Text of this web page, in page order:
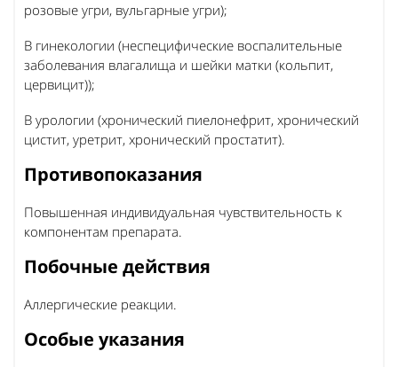
розовые угри, вульгарные угри);
В гинекологии (неспецифические воспалительные
заболевания влагалища и шейки матки (кольпит,
цервицит));
В урологии (хронический пиелонефрит, хронический
цистит, уретрит, хронический простатит).
Противопоказания
Повышенная индивидуальная чувствительность к
компонентам препарата.
Побочные действия
Аллергические реакции.
Особые указания